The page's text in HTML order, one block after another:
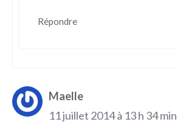
Répondre
Maelle
11 juillet 2014 à 13 h 34 min